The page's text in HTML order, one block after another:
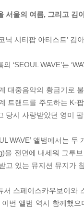
서울의 여름, 그리고 김
닉 시티팝 아티스트’ 김
의 ‘SEOUL WAVE’는
대중음악의 황금기로
트랜드를 주도하는 K-
당시 사랑받았던 영미
WAVE’ 앨범에서는
을 전면에 내세워 그루
고 있는 뮤지션 뮤지가
서 스페이스카우보이와
이번 앨범 역시 함께했